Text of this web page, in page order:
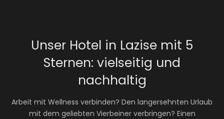
Unser Hotel in Lazise mit 5
Sternen: vielseitig und
nachhaltig
Arbeit mit Wellness verbinden? Den langersehnten Urlaub
mit dem geliebten Vierbeiner verbringen? Einen